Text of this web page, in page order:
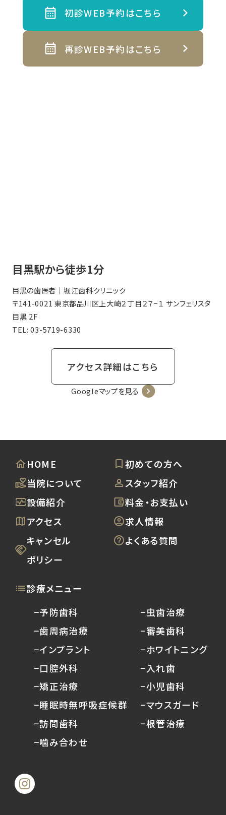
初診WEB予約はこちら
再診WEB予約はこちら
目黒駅から徒歩1分
目黒の歯医者｜堀江歯科クリニック
〒141-0021 東京都品川区上大崎２丁目２７−１ サンフェリスタ
目黒 2F
TEL:03-5719-6330
アクセス詳細はこちら
Googleマップを見る
HOME
初めての方へ
当院について
スタッフ紹介
設備紹介
料金・お支払い
アクセス
求人情報
キャンセル
ポリシー
よくある質問
診療メニュー
−予防歯科
−歯周病治療
−インプラント
−口腔外科
−矯正治療
−睡眠時無呼吸症候群
−訪問歯科
−噛み合わせ
−虫歯治療
−審美歯科
−ホワイトニング
−入れ歯
−小児歯科
−マウスガード
−根管治療